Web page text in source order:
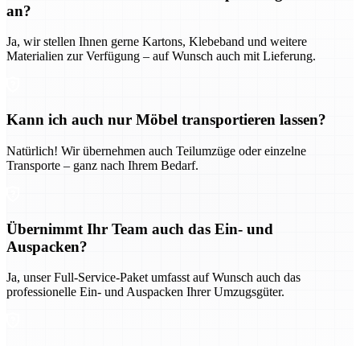
an?
Ja, wir stellen Ihnen gerne Kartons, Klebeband und weitere
Materialien zur Verfügung – auf Wunsch auch mit Lieferung.
Kann ich auch nur Möbel transportieren lassen?
Natürlich! Wir übernehmen auch Teilumzüge oder einzelne
Transporte – ganz nach Ihrem Bedarf.
Übernimmt Ihr Team auch das Ein- und
Auspacken?
Ja, unser Full-Service-Paket umfasst auf Wunsch auch das
professionelle Ein- und Auspacken Ihrer Umzugsgüter.